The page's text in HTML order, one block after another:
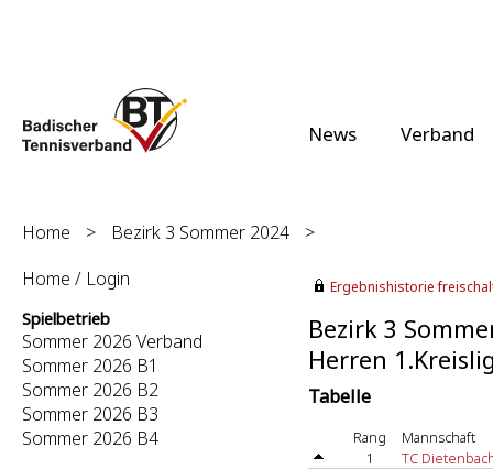
News Verband
Home > Bezirk 3 Sommer 2024
>
Home / Login
Spielbetrieb
Sommer 2026 Verband
Sommer 2026 B1
Sommer 2026 B2
Sommer 2026 B3
Sommer 2026 B4
Ergebnishistorie
Bezirk 3
Herren
Tabelle
Rang
Mannschaft
1
TC